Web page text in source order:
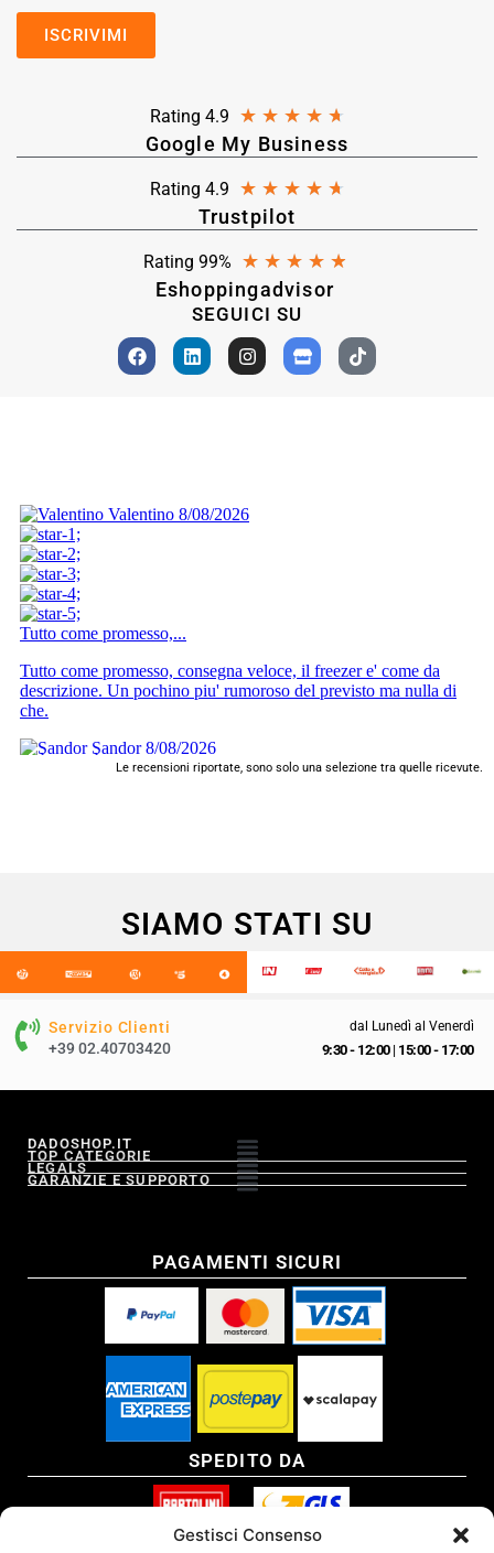
Gestisci Consenso
Rating 4.9 ★ ★ ★ ★ ★
Google My Business
Rating 4.9 ★ ★ ★ ★ ★
Trustpilot
Rating 99% ★ ★ ★ ★ ★
Eshoppingadvisor
SEGUICI SU
Le recensioni riportate, sono solo una selezione tra quelle ricevute.
SIAMO STATI SU
Servizio Clienti
+39 02.40703420
dal Lunedì al Venerdì
9:30 - 12:00| 15:00 - 17:00
DADOSHOP.IT
TOP CATEGORIE
LEGALS
GARANZIE E SUPPORTO
PAGAMENTI SICURI
SPEDITO DA